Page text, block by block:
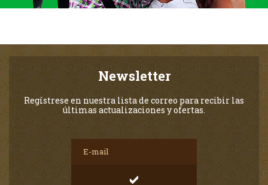
Newsletter
Regístrese en nuestra lista de correo para recibir las
últimas actualizaciones y ofertas.